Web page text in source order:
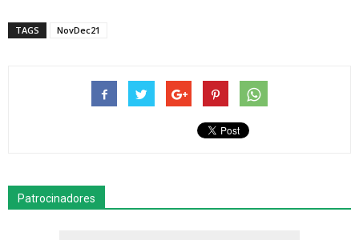
TAGS NovDec21
Patrocinadores